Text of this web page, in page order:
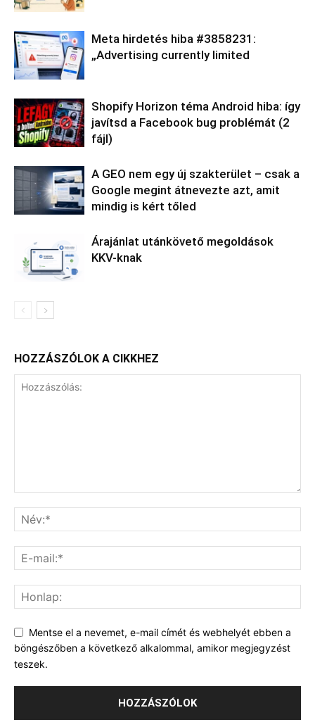
Meta hirdetés hiba #3858231:
„Advertising currently limited
Shopify Horizon téma Android hiba: így
javítsd a Facebook bug problémát (2
fájl)
A GEO nem egy új szakterület – csak a
Google megint átnevezte azt, amit
mindig is kért tőled
Árajánlat utánkövető megoldások
KKV-knak
HOZZÁSZÓLOK A CIKKHEZ
Mentse el a nevemet, e-mail címét és webhelyét ebben a
böngészőben a következő alkalommal, amikor megjegyzést
teszek.